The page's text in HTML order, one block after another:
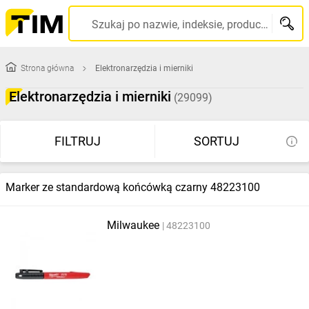
Szukaj po nazwie, indeksie, producencie, kodzie kreskowym...
Strona główna Elektronarzędzia i mierniki
Elektronarzędzia i mierniki (29099)
FILTRUJ SORTUJ
Marker ze standardową końcówką czarny 48223100
Milwaukee 48223100